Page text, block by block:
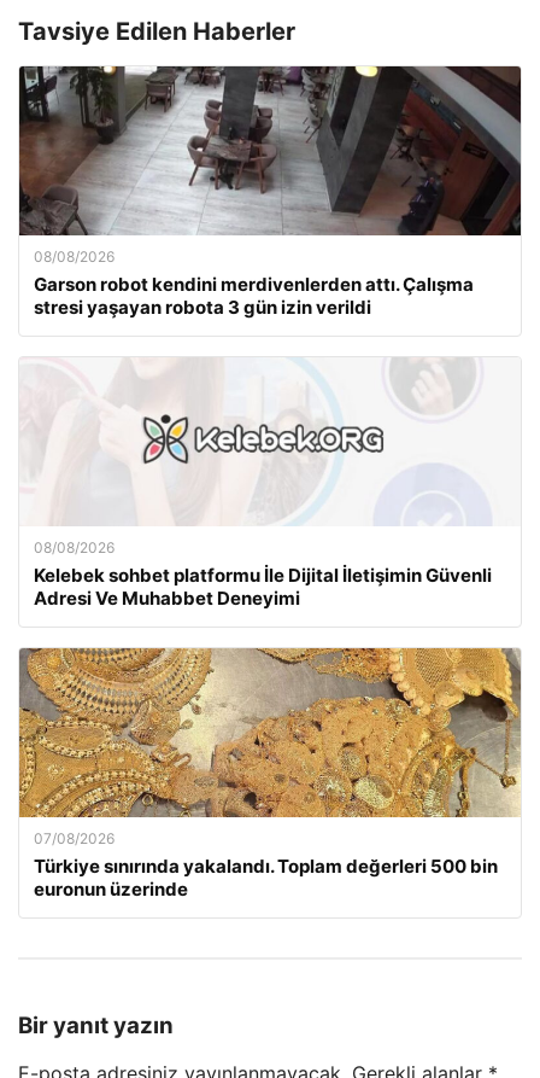
Tavsiye Edilen Haberler
08/08/2026
Garson robot kendini merdivenlerden attı. Çalışma
stresi yaşayan robota 3 gün izin verildi
08/08/2026
Kelebek sohbet platformu İle Dijital İletişimin Güvenli
Adresi Ve Muhabbet Deneyimi
07/08/2026
Türkiye sınırında yakalandı. Toplam değerleri 500 bin
euronun üzerinde
Bir yanıt yazın